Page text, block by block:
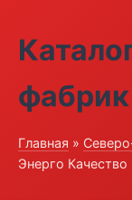
фабрик
Главная »
Энерго Качество